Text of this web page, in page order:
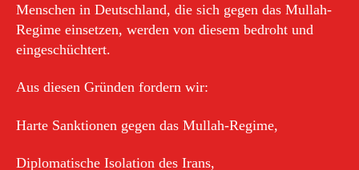
Menschen in Deutschland, die sich gegen das Mullah-
Regime einsetzen, werden von diesem bedroht und
eingeschüchtert.
Aus diesen Gründen fordern wir:
Harte Sanktionen gegen das Mullah-Regime,
Diplomatische Isolation des Irans,